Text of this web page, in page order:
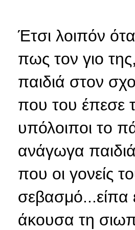
Έτσι λοιπόν
πως τον γιο
παιδιά στον
που του έπεσε
υπόλοιποι το
ανάγωγα
που οι γονείς
σεβασμό...είπα
άκουσα τη